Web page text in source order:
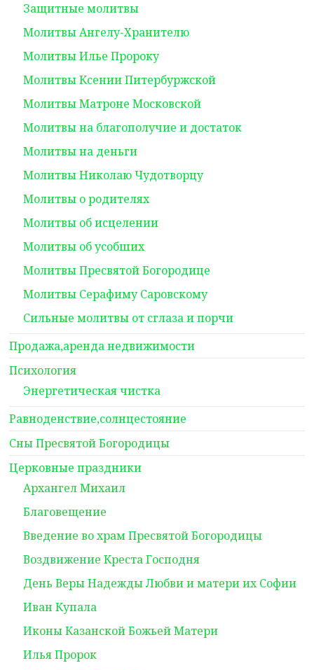
Защитные молитвы
Молитвы Ангелу-Хранителю
Молитвы Илье Пророку
Молитвы Ксении Питербуржской
Молитвы Матроне Московской
Молитвы на благополучие и достаток
Молитвы на деньги
Молитвы Николаю Чудотворцу
Молитвы о родителях
Молитвы об исцелении
Молитвы об усобших
Молитвы Пресвятой Богородице
Молитвы Серафиму Саровскому
Сильные молитвы от сглаза и порчи
Продажа,аренда недвижимости
Психология
Энергетическая чистка
Равноденствие,солнцестояние
Сны Пресвятой Богородицы
Церковные праздники
Архангел Михаил
Благовещение
Введение во храм Пресвятой Богородицы
Воздвижение Креста Господня
День Веры Надежды Любви и матери их Софии
Иван Купала
Иконы Казанской Божьей Матери
Илья Пророк